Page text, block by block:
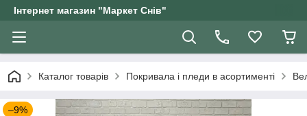
Інтернет магазин "Маркет Снів"
Каталог товарів Покривала і пледи в асортименті
–9%